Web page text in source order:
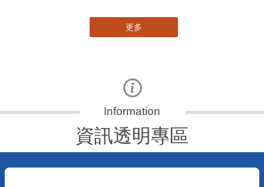
更多
資訊透明專區